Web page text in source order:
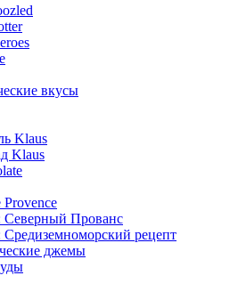
вкусы
Klaus
Klaus
Provence
Прованс
рецепт
джемы